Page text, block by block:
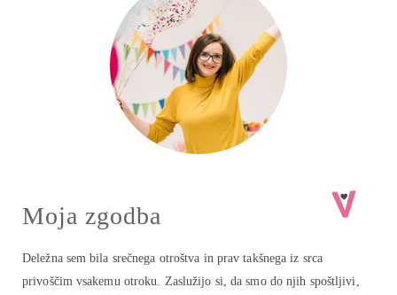
Moja zgodba
Deležna sem bila srečnega otroštva in prav takšnega iz srca
privoščim vsakemu otroku. Zaslužijo si, da smo do njih spoštljivi,